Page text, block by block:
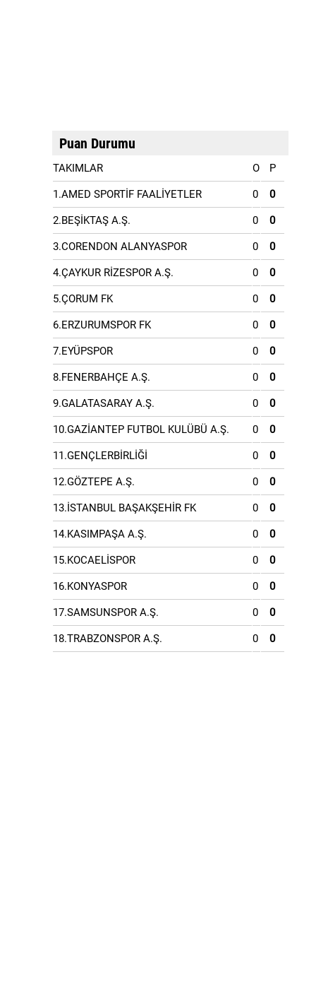
Puan Durumu
TAKIMLAR O P
1.AMED SPORTİF FAALİYETLER 0 0
2.BEŞİKTAŞ A.Ş. 0 0
3.CORENDON ALANYASPOR 0 0
4.ÇAYKUR RİZESPOR A.Ş. 0 0
5.ÇORUM FK 0 0
6.ERZURUMSPOR FK 0 0
7.EYÜPSPOR 0 0
8.FENERBAHÇE A.Ş. 0 0
9.GALATASARAY A.Ş. 0 0
10.GAZİANTEP FUTBOL KULÜBÜ A.Ş. 0 0
11.GENÇLERBİRLİĞİ 0 0
12.GÖZTEPE A.Ş. 0 0
13.İSTANBUL BAŞAKŞEHİR FK 0 0
14.KASIMPAŞA A.Ş. 0 0
15.KOCAELİSPOR 0 0
16.KONYASPOR 0 0
17.SAMSUNSPOR A.Ş. 0 0
18.TRABZONSPOR A.Ş. 0 0